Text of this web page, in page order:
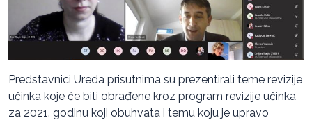
Predstavnici Ureda prisutnima su prezentirali teme revizije
učinka koje će biti obrađene kroz program revizije učinka
za 2021. godinu koji obuhvata i temu koju je upravo